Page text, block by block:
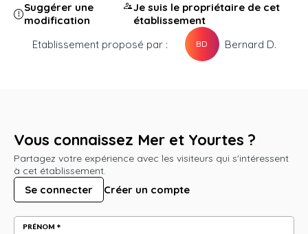
Suggérer une
modification
Je suis le propriétaire de cet
établissement
Etablissement proposé par :
BD Bernard D.
Vous connaissez Mer et Yourtes ?
Partagez votre expérience avec les visiteurs qui s'intéressent
à cet établissement.
Se connecter Créer un compte
PRÉNOM